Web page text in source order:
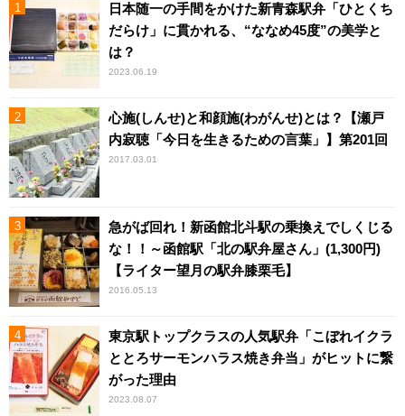
日本随一の手間をかけた新青森駅弁「ひとくち
だらけ」に貫かれる、“ななめ45度”の美学と
は？
2023.06.19
心施(しんせ)と和顔施(わがんせ)とは？【瀬戸
内寂聴「今日を生きるための言葉」】第201回
2017.03.01
急がば回れ！新函館北斗駅の乗換えでしくじる
な！！～函館駅「北の駅弁屋さん」(1,300円)
【ライター望月の駅弁膝栗毛】
2016.05.13
東京駅トップクラスの人気駅弁「こぼれイクラ
ととろサーモンハラス焼き弁当」がヒットに繋
がった理由
2023.08.07